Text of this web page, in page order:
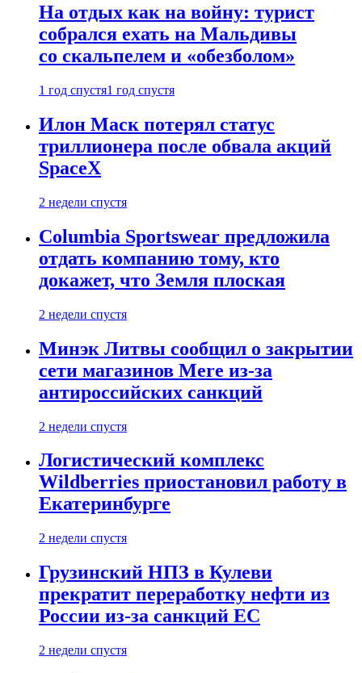
На отдых как на войну: турист
собрался ехать на Мальдивы
со скальпелем и «обезболом»
1 год спустя1 год спустя
Илон Маск потерял статус
триллионера после обвала акций
SpaceX
2 недели спустя
Columbia Sportswear предложила
отдать компанию тому, кто
докажет, что Земля плоская
2 недели спустя
Минэк Литвы сообщил о закрытии
сети магазинов Mere из-за
антироссийских санкций
2 недели спустя
Логистический комплекс
Wildberries приостановил работу в
Екатеринбурге
2 недели спустя
Грузинский НПЗ в Кулеви
прекратит переработку нефти из
России из-за санкций ЕС
2 недели спустя